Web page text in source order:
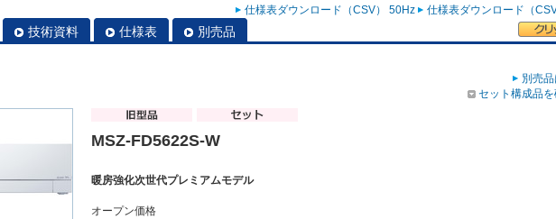
仕様表ダウンロード（CSV） 50Hz 仕様表ダウンロード（
技術資料 仕様表 別売品
別売
セット構成品
MSZ-FD5622S-W
暖房強化次世代プレミアムモデル
オープン価格